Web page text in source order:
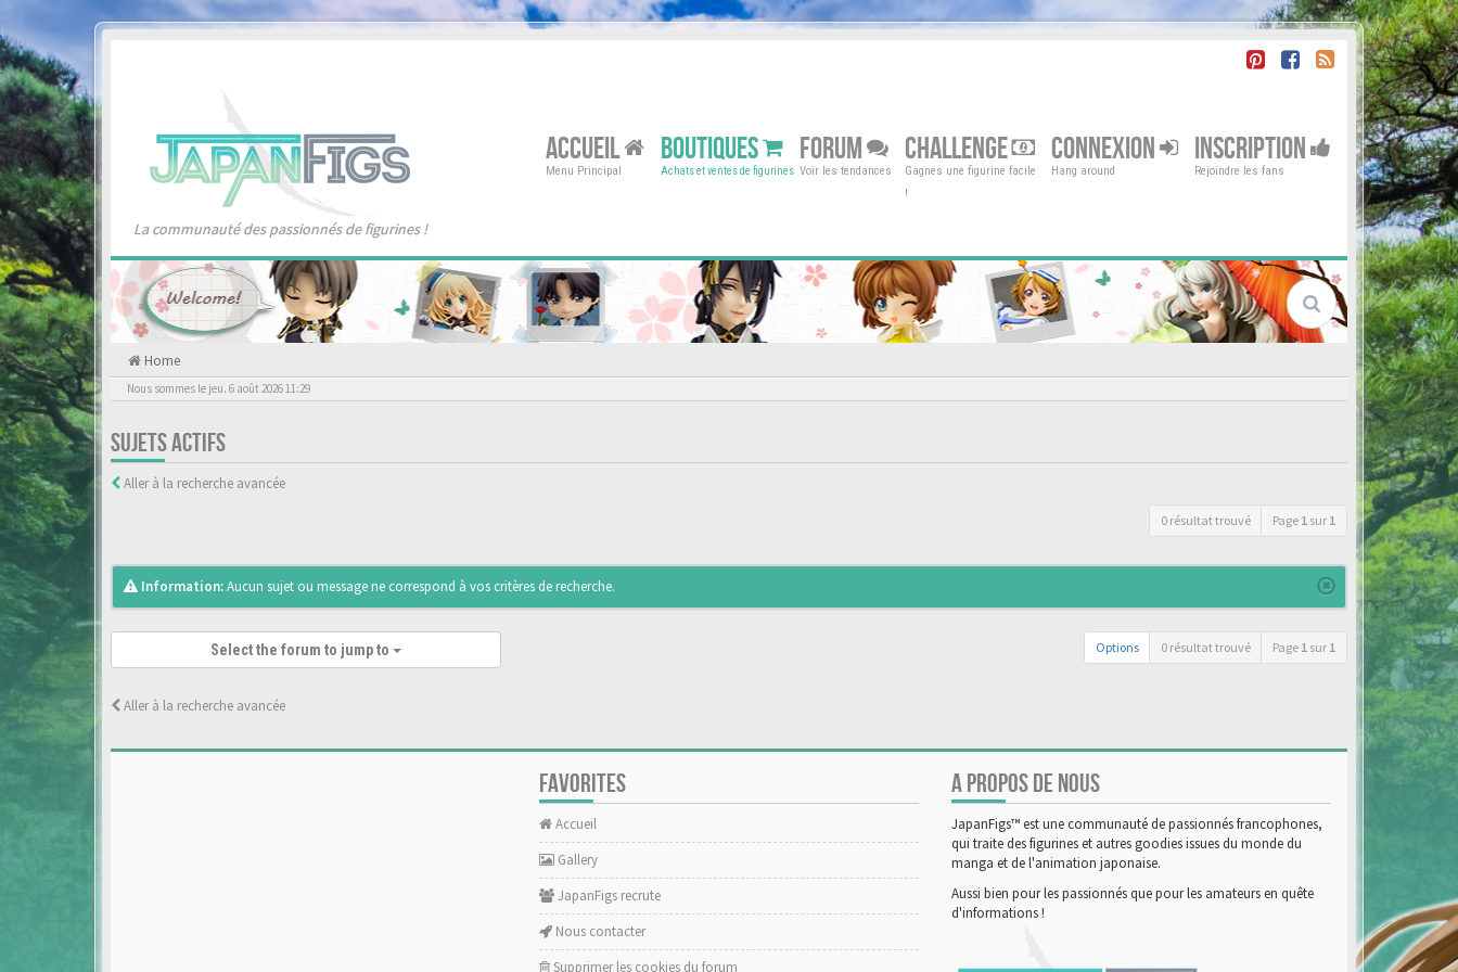
La communauté des passionnés de figurines !
ACCUEIL
Menu Principal
BOUTIQUES
Achats et ventes de figurines
FORUM
Voir les tendances
CHALLENGE
Gagnes une figurine facile
!
CONNEXION
Hang around
INSCRIPTION
Rejoindre les fans
Home
Nous sommes le jeu. 6 août 2026 11:29
SUJETS ACTIFS
Aller à la recherche avancée
0 résultat trouvé Page 1 sur 1
Information:Aucun sujet ou message ne correspond à vos critères de recherche.
Options 0 résultat trouvé Page 1 sur 1
Select the forum to jump to
Aller à la recherche avancée
FAVORITES
Accueil
Gallery
JapanFigs recrute
Nous contacter
Supprimer les cookies du forum
A PROPOS DE NOUS
JapanFigs™ est une communauté de passionnés francophones,
qui traite des figurines et autres goodies issues du monde du
manga et de l'animation japonaise.
Aussi bien pour les passionnés que pour les amateurs en quête
d'informations !